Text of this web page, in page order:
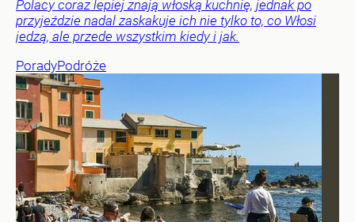
Polacy coraz lepiej znają włoską kuchnię, jednak po
przyjeździe nadal zaskakuje ich nie tylko to, co Włosi
jedzą, ale przede wszystkim kiedy i jak.
PoradyPodróże